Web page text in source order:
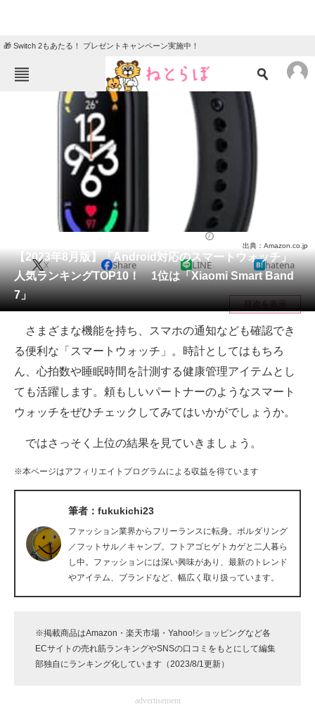
🎁 Switch 2もあたる！ プレゼントキャンペーン実施中！
ねとらぼメニュー
ニュース
教育・育児
リサーチ
会員記事
メディア
注目記事を集めた総合ページ
ITの今と未来を見通す
スマホと通信の最新トレンド
好きが集まる 比べて選べる
ビジネスと働き方のヒント
企業ITのトレンドを詳説
経営リーダーのコミュニティ
企業向けIT製品の総合サイト
【2023年8月版】「Android対応のスマートウォッチ」
人気ランキングTOP10！ 1位は「Xiaomi Smart Band
7」
出典：Amazon.co.jp
X Share LINE hatena
目次を表示
さまざまな機能を持ち、スマホの通知なども確認でき
る便利な「スマートウォッチ」。時計としてはもちろ
ん、心拍数や睡眠時間を計測する健康管理アイテムとし
ても活躍します。頼もしいパートナーのようなスマート
ウォッチをぜひチェックしてみてはいかがでしょうか。
ではさっそく上位の結果を見ていきましょう。
※本ページはアフィリエイトプログラムによる収益を得ています
筆者：fukukichi23
ファッション業界からフリーランスに転身。ボルダリング
／フットサル／キャンプ。フトアゴヒゲトカゲと二人暮ら
し中。ファッションには深い興味があり、最新のトレンド
やアイテム、ブランドなど、幅広く取り扱っています。
※掲載商品はAmazon・楽天市場・Yahoo!ショッピングなど各
ECサイトの売れ筋ランキングやSNSの口コミをもとにして編集
部独自にランキング化しています（2023/8/1更新）
advertisement